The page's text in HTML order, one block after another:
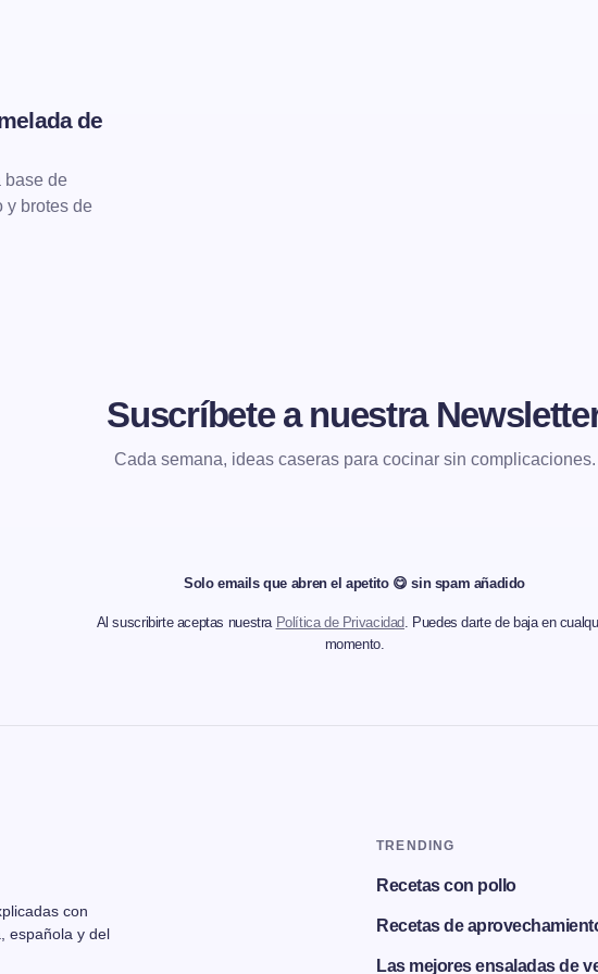
de
base de
y brotes de
Suscríbete a nuestra
Cada semana, ideas caseras para cocinar sin complicaciones.
Solo emails que abren el apetito 😋 sin spam añadido
Al suscribirte aceptas nuestra Política de Privacidad. Puedes darte de baja en
momento.
con
española y del
TRENDING
Recetas con pollo
Recetas de
Las mejores ensaladas de